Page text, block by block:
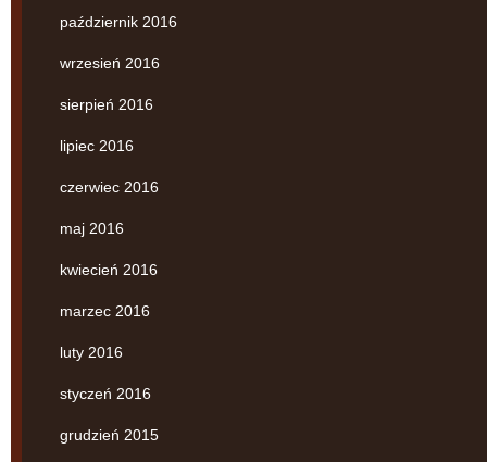
październik 2016
wrzesień 2016
sierpień 2016
lipiec 2016
czerwiec 2016
maj 2016
kwiecień 2016
marzec 2016
luty 2016
styczeń 2016
grudzień 2015